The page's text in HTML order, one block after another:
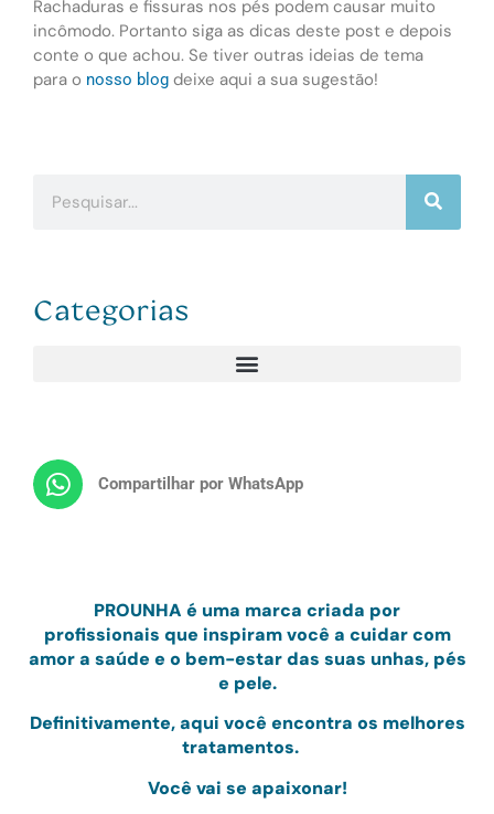
Rachaduras e fissuras nos pés podem causar muito
incômodo. Portanto siga as dicas deste post e depois
conte o que achou. Se tiver outras ideias de tema
para o nosso blog deixe aqui a sua sugestão!
Categorias
Compartilhar por WhatsApp
PROUNHA é uma marca criada por
profissionais que inspiram você a cuidar com
amora saúde e o bem-estar das suas unhas, pés
e pele.
Definitivamente, aqui você encontra os melhores
tratamentos.
Você vai se apaixonar!